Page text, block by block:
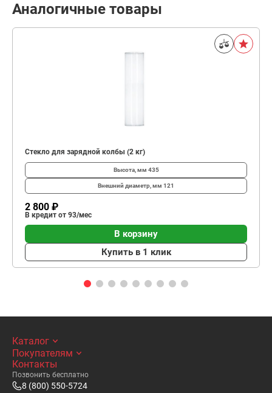
Аналогичные товары
Стекло для зарядной колбы (2 кг)
Высота, мм 435
Внешний диаметр, мм 121
2 800 ₽
В кредит от 93/мес
В корзину
Купить в 1 клик
Каталог
Покупателям
Контакты
Позвонить бесплатно
8 (800) 550-5724